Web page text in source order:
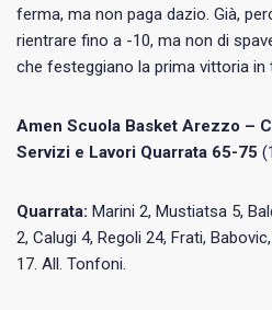
ferma, ma non paga dazio. Già,
rientrare fino a -10, ma non di
che festeggiano la prima vittoria in
Amen Scuola Basket Arezzo –
Servizi e Lavori Quarrata 65-75
Quarrata: Marini 2, Mustiatsa 5,
2, Calugi 4, Regoli 24, Frati,
17. All. Tonfoni.